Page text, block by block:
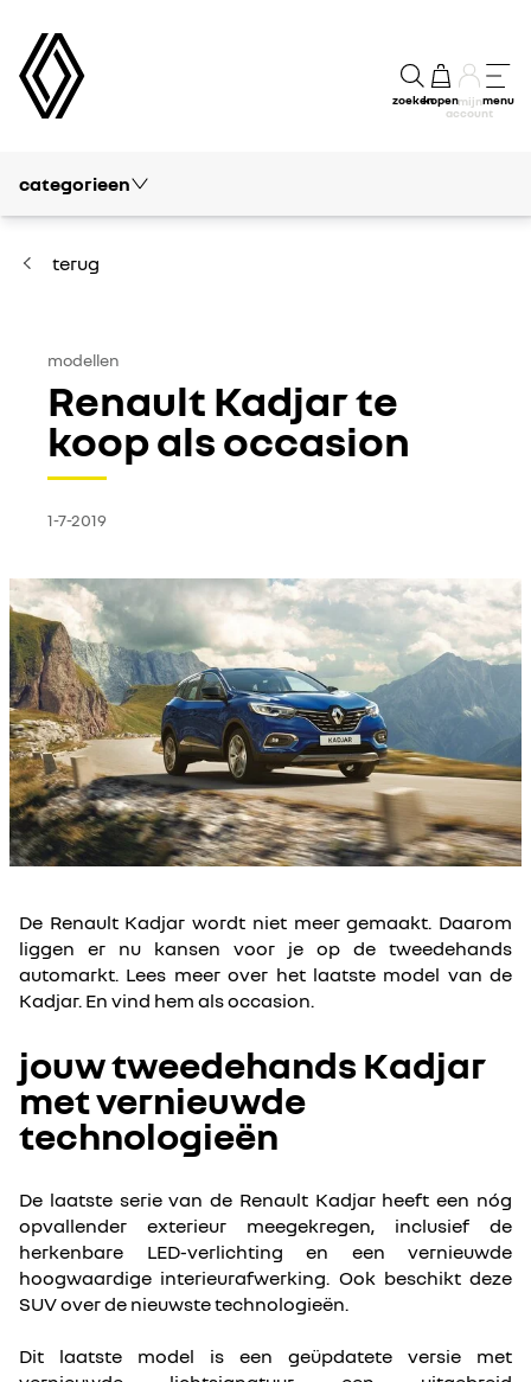
zoekenkopenmijn
account
menu
categorieen
blog
modellen
kennis
financieel
concept cars
elektrisch rijden
terug
modellen
Renault Kadjar te
koop als occasion
1-7-2019
De Renault Kadjar wordt niet meer gemaakt. Daarom
liggen er nu kansen voor je op de tweedehands
automarkt. Lees meer over het laatste model van de
Kadjar. En vind hem als occasion.
jouw tweedehands Kadjar
met vernieuwde
technologieën
De laatste serie van de Renault Kadjar heeft een nóg
opvallender exterieur meegekregen, inclusief de
herkenbare LED-verlichting en een vernieuwde
hoogwaardige interieurafwerking. Ook beschikt deze
SUV over de nieuwste technologieën.
Dit laatste model is een geüpdatete versie met